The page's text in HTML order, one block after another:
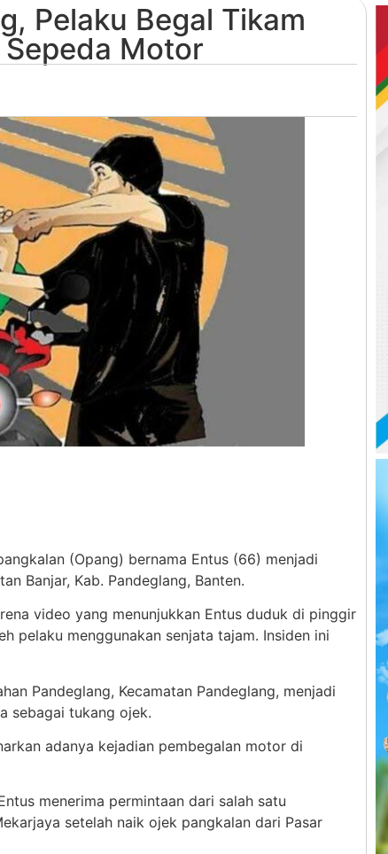
Pelaku Begal Tikam
Motor
(Opang) bernama Entus (66) menjadi
Banjar, Kab. Pandeglang, Banten.
video yang menunjukkan Entus duduk di pinggir
pelaku menggunakan senjata tajam. Insiden ini
Pandeglang, Kecamatan Pandeglang, menjadi
sebagai tukang ojek.
adanya kejadian pembegalan motor di
menerima permintaan dari salah satu
setelah naik ojek pangkalan dari Pasar